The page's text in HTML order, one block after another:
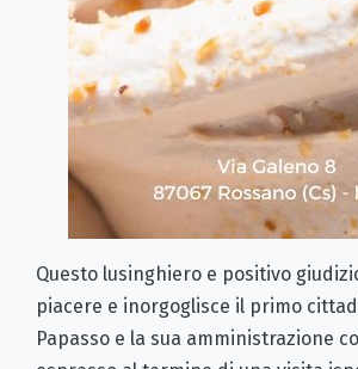
Questo lusinghiero e positivo
piacere e inorgoglisce il primo
Papasso e la sua amministrazione